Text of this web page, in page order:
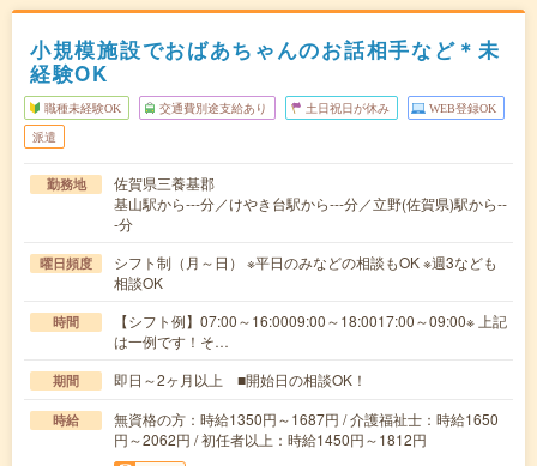
小規模施設でおばあちゃんのお話相手など＊未
経験OK
職種未経験OK 交通費別途支給あり 土日祝日が休み WEB登録OK
派遣
勤務地
佐賀県三養基郡
基山駅から---分／けやき台駅から---分／立野(佐賀県)駅から--
-分
曜日頻度
シフト制（月～日） ※平日のみなどの相談もOK ※週3なども
相談OK
時間
【シフト例】07:00～16:0009:00～18:0017:00～09:00※ 上記
は一例です！そ…
期間 即日～2ヶ月以上 ■開始日の相談OK！
時給
無資格の方：時給1350円～1687円 / 介護福祉士：時給1650
円～2062円 / 初任者以上：時給1450円～1812円